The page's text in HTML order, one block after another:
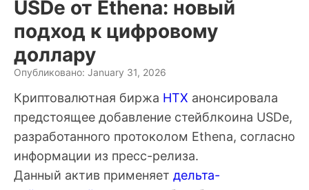
USDe от Ethena: новый
подход к цифровому
доллару
Опубликовано: January 31, 2026
Криптовалютная биржа HTX анонсировала
предстоящее добавление стейблкоина USDe,
разработанного протоколом Ethena, согласно
информации из пресс-релиза.
Данный актив применяет дельта-